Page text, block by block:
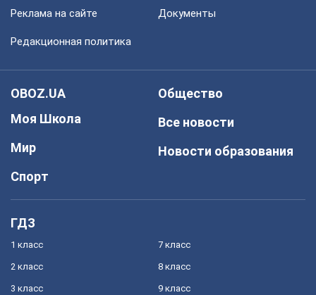
Реклама на сайте Документы
Редакционная политика
OBOZ.UA
Моя Школа
Мир
Спорт
Общество
Все новости
Новости образования
ГДЗ
1 класс
2 класс
3 класс
7 класс
8 класс
9 класс